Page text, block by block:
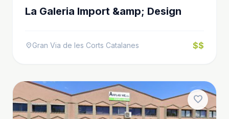
La Galeria Import &amp; Design
location_onGran Via de les Corts Catalanes $$
favorite